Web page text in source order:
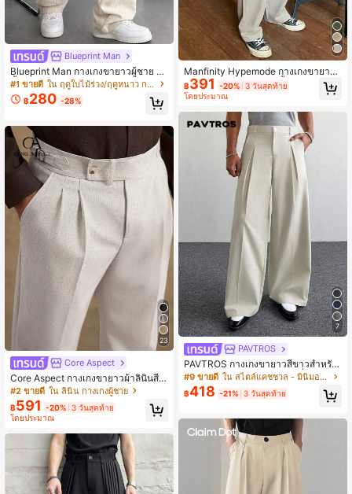
Blueprint Man
Blueprint Man กางเกงขายาวผู้ชาย 1
ชิ้น สีแอปริคอต เอวรูดขาตรง ผ้าลินินเที
ยม น้ำหนักเบา ระบายอากาศได้ดี นุ่มส
บาย เป็นมิตรต่อผิว ไม่เหงื่อ ไม่เป็นขุย
Money สำหรับวันพักผ่อน ใส่ไปทำงาน
ประจำวัน ใส่เล่นอยู่บ้าน และเป็นของข
วัญสำหรับผู้ชาย
#1 ขายดี ใน ฤดูใบไม้ร่วง/ฤดูหนาว กางเกงผู้ชาย
฿280 -28%
23
Core Aspect
Core Aspect กางเกงขายาวผ้าลินินสีพื้
นอัดพลีทสำหรับผู้ชาย มีห่วงเข็มขัด ทร
งขากระบอกตรงลำลอง กางเกงครอปสำ
หรับธุรกิจ
#2 ขายดี ใน ลินิน กางเกงผู้ชาย
฿591 -20% 3 วันสุดท้าย
โดยประมาณ
Manfinity Hypemode กางเกงขายาว
ลำลองทรงหลวมจับจีบสีพื้นสำหรับผู้ชา
ย กางเกงสแล็คทรงหลวมใส่สบายสำหรั
แฟนหนุ่ม สำหรับฤดูใบไม้ร่วง
฿391 -20% 3 วันสุดท้าย
โดยประมาณ
7
PAVTROS
PAVTROS กางเกงขายาวสีขาวสำหรับ
ผู้ชาย, ทรงหลวม, กางเกงแฟชั่นอเนกป
ระสงค์ทรงขากว้าง
#9 ขายดี ใน สไตล์แคชชวล - มินิมอล กางเกงผู้ชาย
฿418 -21% 3 วันสุดท้าย